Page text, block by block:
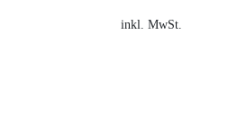
inkl. MwSt.